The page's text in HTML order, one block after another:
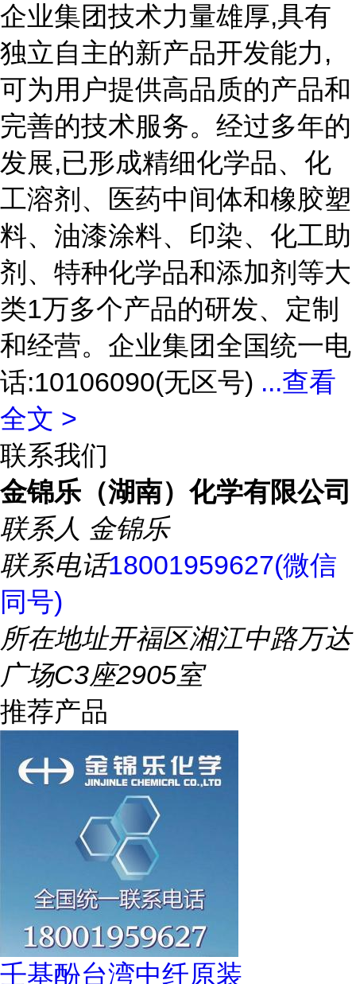
企业集团技术力量雄厚,具有
独立自主的新产品开发能力,
可为用户提供高品质的产品和
完善的技术服务。经过多年的
发展,已形成精细化学品、化
工溶剂、医药中间体和橡胶塑
料、油漆涂料、印染、化工助
剂、特种化学品和添加剂等大
类1万多个产品的研发、定制
和经营。企业集团全国统一电
话:10106090(无区号) ...查看
全文 >
联系我们
金锦乐（湖南）化学有限公司
联系人 金锦乐
联系电话18001959627(微信
同号)
所在地址开福区湘江中路万达
广场C3座2905室
推荐产品
壬基酚台湾中纤原装